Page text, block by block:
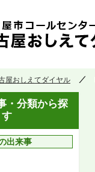
屋おしえてダイヤル
・分類から探
す
出来事